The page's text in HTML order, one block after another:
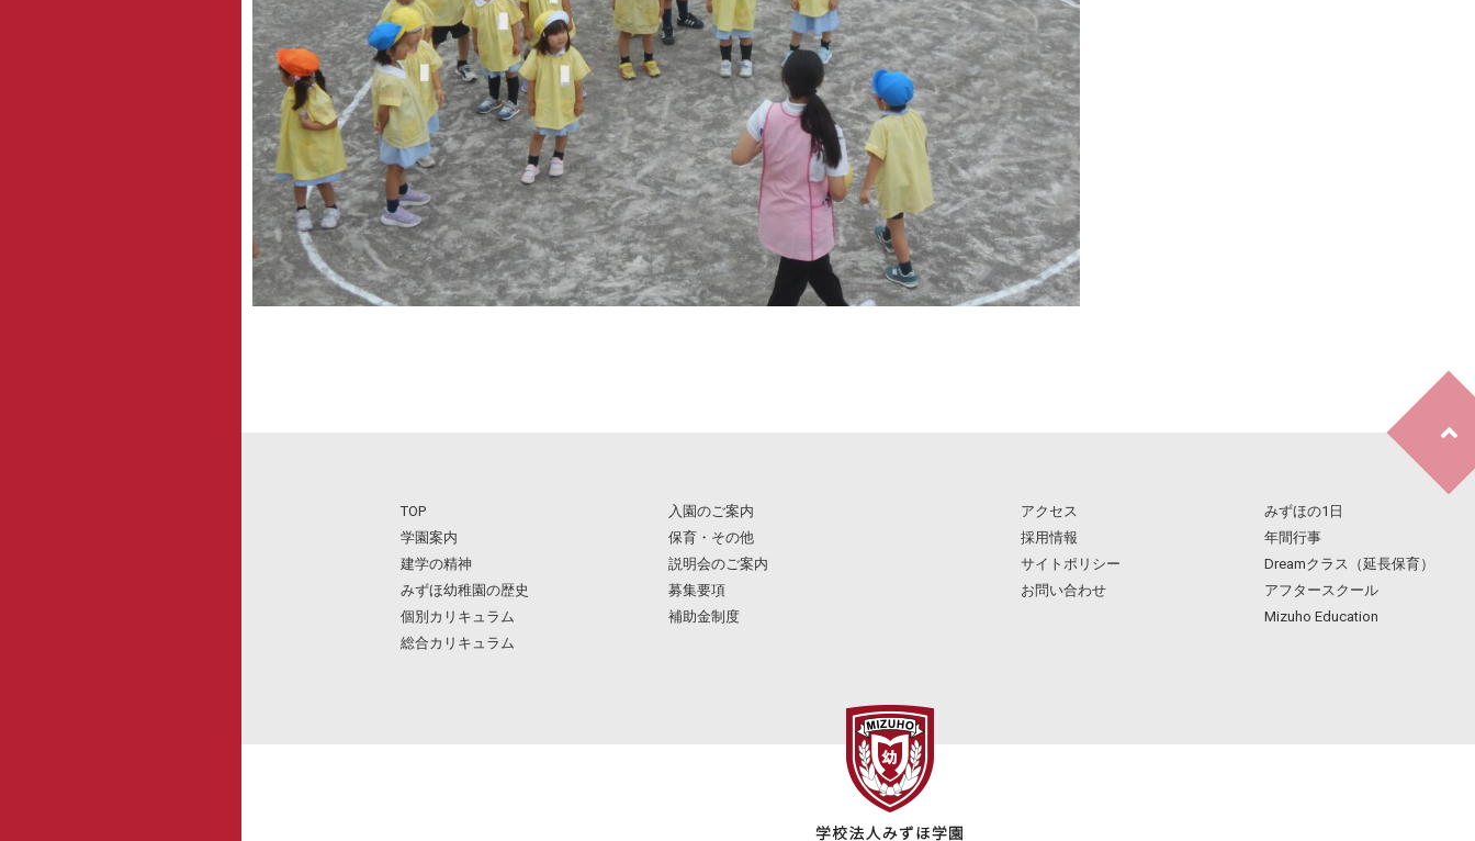
TOP
学園案内
建学の精神
みずほ幼稚園の歴史
個別カリキュラム
総合カリキュラム
入園のご案内
保育・その他
説明会のご案内
募集要項
補助金制度
アクセス
採用情報
サイトポリシー
お問い合わせ
みずほの1日
年間行事
Dreamクラス（延長保育）
アフタースクール
Mizuho Education